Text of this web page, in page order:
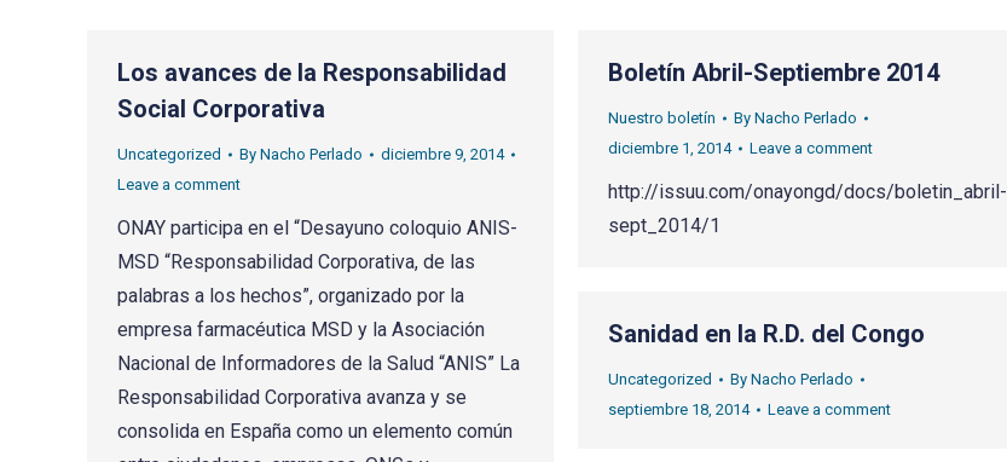
Los avances de la Responsabilidad
Social Corporativa
Uncategorized By Nacho Perlado
diciembre 9, 2014
Leave a comment
ONAY participa en el “Desayuno coloquio ANIS-
MSD “Responsabilidad Corporativa, de las
palabras a los hechos”, organizado por la
empresa farmacéutica MSD y la Asociación
Nacional de Informadores de la Salud “ANIS” La
Responsabilidad Corporativa avanza y se
consolida en España como un elemento común
Boletín Abril-Septiembre 2014
Nuestro boletín By Nacho Perlado
diciembre 1, 2014
Leave a comment
http://issuu.com/onayongd/docs/boletin_abril-
sept_2014/1
Sanidad en la R.D. del Congo
Uncategorized By Nacho Perlado
septiembre 18, 2014
Leave a comment